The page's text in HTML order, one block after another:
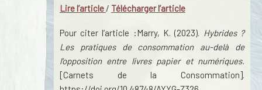
Lire l’article / Télécharger l’article
Pour citer l’article :Marry, K. (2023). Hybrides ?
Les pratiques de consommation au-delà de
l’opposition entre livres papier et numériques.
[Carnets de la Consommation].